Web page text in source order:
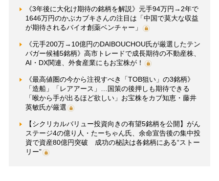
《3年後に大化け期待の銘柄を解説》元手94万円→2年で
1646万円のかぶカブキさんの注目は「中国で莫大な収益
が期待されるバイオ創薬ベンチャー」
《元手200万→10億円のDAIBOUCHOU氏が厳選したテン
バガー候補5銘柄》高市トレードで成長期待の不動産株、
AI・DX関連、外食産業にもお宝株が！
《最高値圏の今から注視すべき「TOB狙い」の3銘柄》
「造船」「レアアース」…国策の後押しも期待できる
「喉から手が出るほど欲しい」お宝株をカブ知恵・藤井
英敏氏が厳選
【シクリカルバリュー投資向きの有望5銘柄を公開】がん
ステージ4の億り人・たーちゃん氏、余命宣告後の集中投
資で資産80億円突破 成功の秘訣は各銘柄にある“ストー
リー”